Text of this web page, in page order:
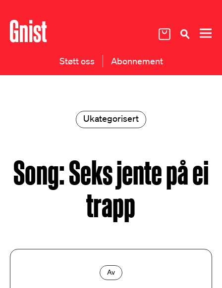
Støtt oss Abonnement
Ukategorisert
Song: Seks jente på ei
trapp
Av